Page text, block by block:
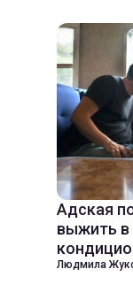
Адская
выжить в
Людмила